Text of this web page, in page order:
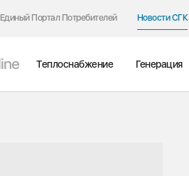
Единый Портал Потребителей Новости СГК
Теплоснабжение Генерация